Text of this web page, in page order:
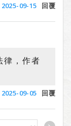
2025-09-15 回覆
律，作者
2025-09-05 回覆